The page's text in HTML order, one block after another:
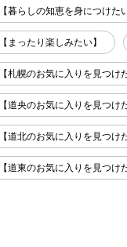
暮らしの知恵を身につけたい
まったり楽しみたい】
札幌のお気に入りを見つけ
道央のお気に入りを見つけ
道北のお気に入りを見つけ
道東のお気に入りを見つけ